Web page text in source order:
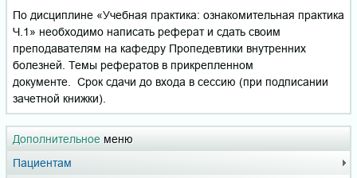
Дополнительное меню
Пациентам
По дисциплине «Учебная практика: ознакомительная практика
Ч.1» необходимо написать реферат и сдать своим
преподавателям на кафедру Пропедевтики внутренних
болезней. Темы рефератов в прикрепленном
документе. Срок сдачи до входа в сессию (при подписании
зачетной книжки).